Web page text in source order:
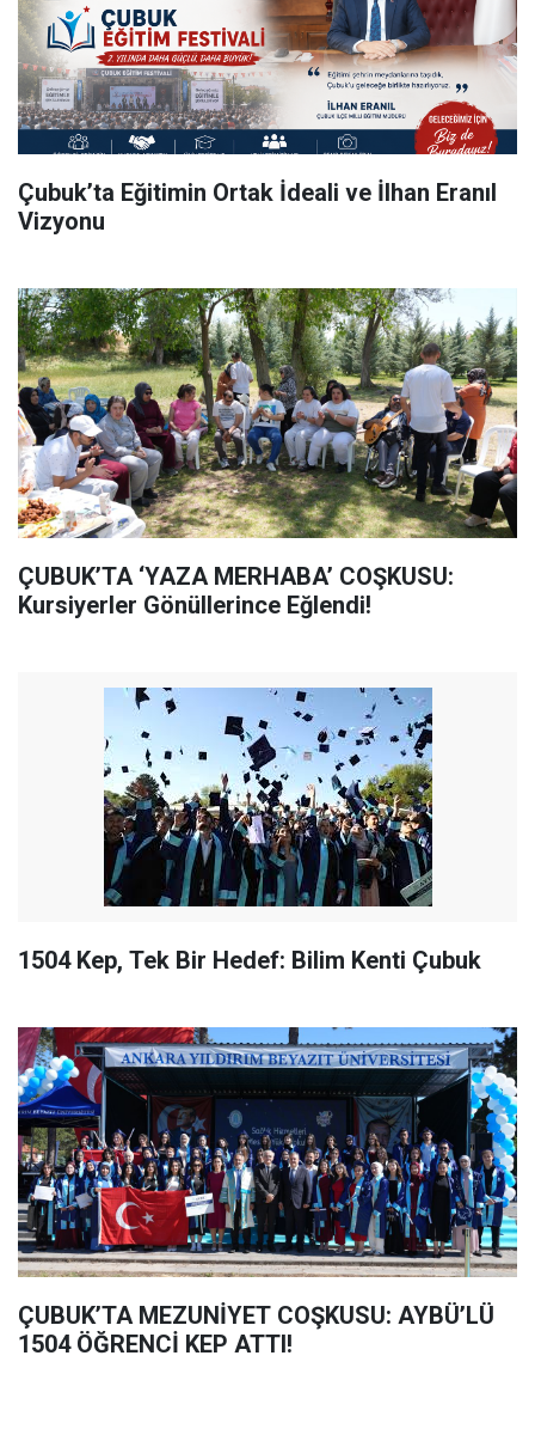
Çubuk’ta Eğitimin Ortak İdeali ve İlhan Eranıl
Vizyonu
ÇUBUK’TA ‘YAZA MERHABA’ COŞKUSU:
Kursiyerler Gönüllerince Eğlendi!
1504 Kep, Tek Bir Hedef: Bilim Kenti Çubuk
ÇUBUK’TA MEZUNİYET COŞKUSU: AYBÜ’LÜ
1504 ÖĞRENCİ KEP ATTI!